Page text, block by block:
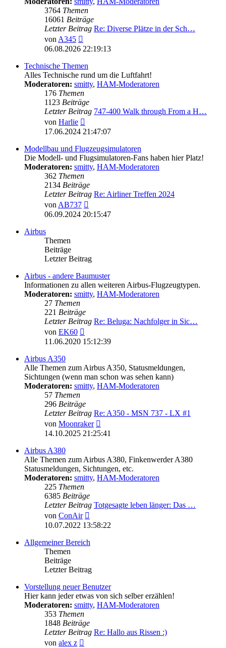
3764 Themen
16061 Beiträge
Letzter Beitrag Re: Diverse Plätze in der Sch…
vonA345
Beitrag
06.08.2026 22:19:13
Technische Themen
Alles Technische rund um die Luftfahrt!
Moderatoren: smitty, HAM-Moderatoren
176 Themen
1123 Beiträge
Letzter Beitrag 747-400 Walk through From a H…
von Harlie
Beitrag
17.06.2024 21:47:07
Modellbau und Flugzeugsimulatoren
Die Modell- und Flugsimulatoren-Fans haben hier Platz!
Moderatoren: smitty, HAM-Moderatoren
362 Themen
2134 Beiträge
Letzter Beitrag Re: Airliner Treffen 2024
vonAB737
Beitrag
06.09.2024 20:15:47
Airbus
Themen
Beiträge
Letzter Beitrag
Airbus - andere Baumuster
Informationen zu allen weiteren Airbus-Flugzeugtypen.
Moderatoren: smitty, HAM-Moderatoren
27 Themen
221 Beiträge
Letzter Beitrag Re: Beluga: Nachfolger in Sic…
von EK60
Beitrag
11.06.2020 15:12:39
Airbus A350
Alle Themen zum Airbus A350, Statusmeldungen,
Sichtungen (wenn man schon was sehen kann)
Moderatoren: smitty, HAM-Moderatoren
57 Themen
296 Beiträge
Letzter Beitrag Re: A350 - MSN 737 - LX #1
von Moonraker
Beitrag
14.10.2025 21:25:41
Airbus A380
Alle Themen zum Airbus A380, Finkenwerder A380
Statusmeldungen, Sichtungen, etc.
Moderatoren: smitty, HAM-Moderatoren
225 Themen
6385 Beiträge
Letzter Beitrag Totgesagte leben länger: Das …
von ConAir
Beitrag
10.07.2022 13:58:22
Allgemeiner Bereich
Themen
Beiträge
Letzter Beitrag
Vorstellung neuer Benutzer
Hier kann jeder etwas von sich selber erzählen!
Moderatoren: smitty, HAM-Moderatoren
353 Themen
1848 Beiträge
Letzter Beitrag Re: Hallo aus Rissen :)
von alex z